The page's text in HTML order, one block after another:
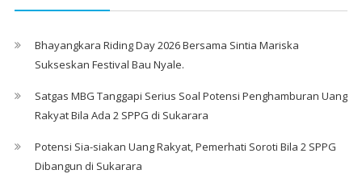
Bhayangkara Riding Day 2026 Bersama Sintia Mariska
Sukseskan Festival Bau Nyale. ‎
Satgas MBG Tanggapi Serius Soal Potensi Penghamburan Uang
Rakyat Bila Ada 2 SPPG di Sukarara
Potensi Sia-siakan Uang Rakyat, Pemerhati Soroti Bila 2 SPPG
Dibangun di Sukarara